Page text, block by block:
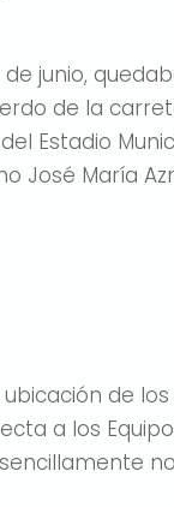
junio,
de la
Estadio
José María
de
a los